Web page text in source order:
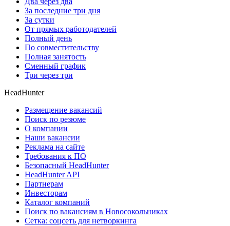
За последние три дня
За сутки
От прямых работодателей
Полный день
По совместительству
Полная занятость
Сменный график
Три через три
HeadHunter
Размещение вакансий
Поиск по резюме
О компании
Наши вакансии
Реклама на сайте
Требования к ПО
Безопасный HeadHunter
HeadHunter API
Партнерам
Инвесторам
Каталог компаний
Поиск по вакансиям в Новосокольниках
Сетка: соцсеть для нетворкинга